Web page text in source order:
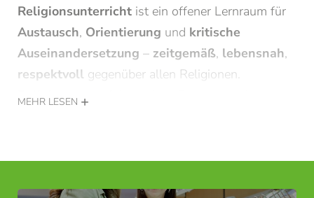
Weiterbildung
Forschung
Religionsunterricht ist ein offener Lernraum für
Austausch, Orientierung und kritische
Auseinandersetzung – zeitgemäß, lebensnah,
respektvoll gegenüber allen Religionen.
Religionsunterricht
MEHR LESEN
NEWSLETTERANMELDUNG